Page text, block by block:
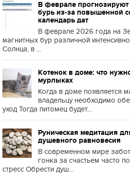
В феврале прогнозируют
бурь из-за повышенной
календарь дат
В феврале 2026 года на
магнитных бур различной
Солнца, в ...
Котенок в доме: что
мурлыках
Когда в доме появляется
владельцу необходимо
уход Тогда питомец будет...
Руническая медитация
душевного равновесия
В современном мире
гонка за счастьем часто
стресс Обрести душ...